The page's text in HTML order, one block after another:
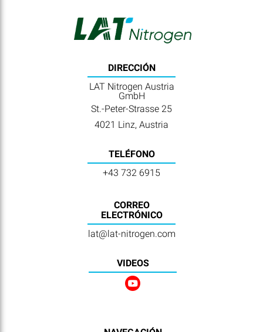
DIRECCIÓN
LAT Nitrogen Austria
GmbH
St.-Peter-Strasse 25
4021 Linz, Austria
TELÉFONO
+43 732 6915
CORREO
ELECTRÓNICO
lat@lat-nitrogen.com
VIDEOS